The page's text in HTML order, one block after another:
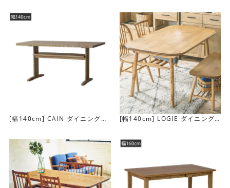
天板下には棚があり、小物類を置いておくことができま
[幅140cm] CAIN ダイニングテ
[幅140cm] LOGIE ダイニング